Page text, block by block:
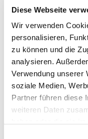
Diese Webseite
Wir verwenden
personalisieren,
zu können und die
analysieren.
Verwendung unserer
soziale Medien,
Partner führen diese
weiteren Daten
führt, braucht es
Blöcke mit einem
Wasserbau
üblicherweise so
statistisch
auftritt. Natürlich
Hochwasser.